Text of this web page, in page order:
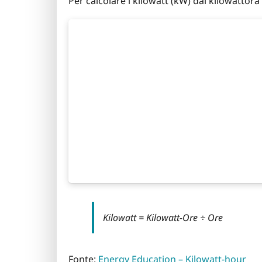
Kilowatt = Kilowatt-Ore ÷ Ore
Fonte: Energy Education – Kilowatt-hour